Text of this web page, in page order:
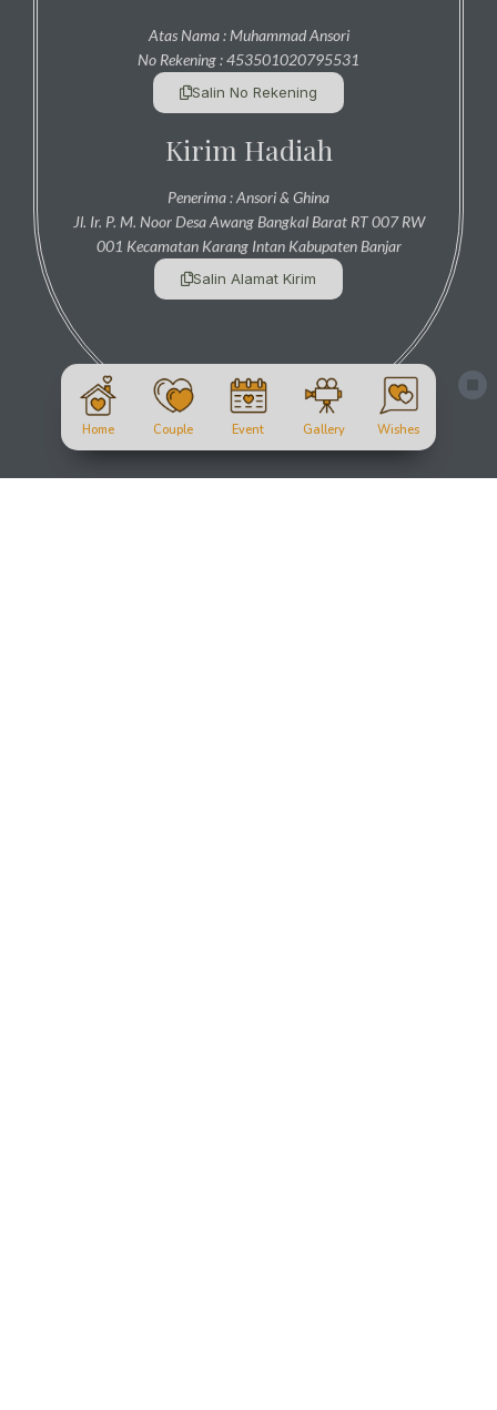
Atas Nama : Muhammad Ansori
No Rekening : 453501020795531
Salin No Rekening
Kirim Hadiah
Penerima : Ansori & Ghina
Jl. Ir. P. M. Noor Desa Awang Bangkal Barat RT 007 RW
001 Kecamatan Karang Intan Kabupaten Banjar
Salin Alamat Kirim
Home Couple Event Gallery Wishes